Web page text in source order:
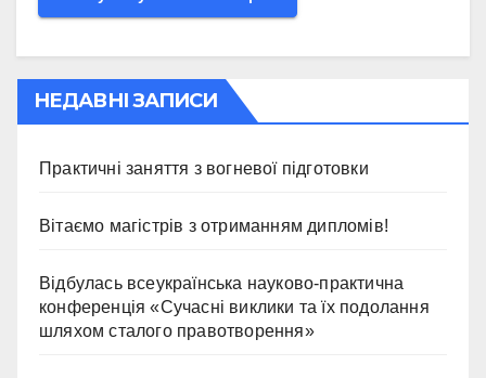
НЕДАВНІ ЗАПИСИ
Практичні заняття з вогневої підготовки
Вітаємо магістрів з отриманням дипломів!
Відбулась всеукраїнська науково-практична
конференція «Сучасні виклики та їх подолання
шляхом сталого правотворення»